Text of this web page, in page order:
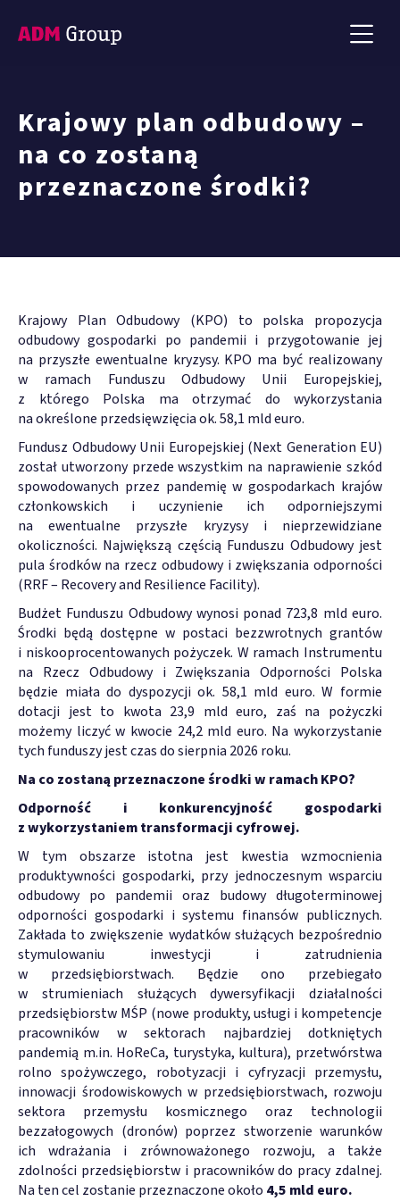
Krajowy plan odbudowy –
na co zostaną
przeznaczone środki?
Krajowy Plan Odbudowy (KPO) to polska propozycja
odbudowy gospodarki po pandemii i przygotowanie jej
na przyszłe ewentualne kryzysy. KPO ma być realizowany
w ramach Funduszu Odbudowy Unii Europejskiej,
z którego Polska ma otrzymać do wykorzystania
na określone przedsięwzięcia ok. 58,1 mld euro.
Fundusz Odbudowy Unii Europejskiej (Next Generation EU)
został utworzony przede wszystkim na naprawienie szkód
spowodowanych przez pandemię w gospodarkach krajów
członkowskich i uczynienie ich odporniejszymi
na ewentualne przyszłe kryzysy i nieprzewidziane
okoliczności. Największą częścią Funduszu Odbudowy jest
pula środków na rzecz odbudowy i zwiększania odporności
(RRF – Recovery and Resilience Facility).
Budżet Funduszu Odbudowy wynosi ponad 723,8 mld euro.
Środki będą dostępne w postaci bezzwrotnych grantów
i niskooprocentowanych pożyczek. W ramach Instrumentu
na Rzecz Odbudowy i Zwiększania Odporności Polska
będzie miała do dyspozycji ok. 58,1 mld euro. W formie
dotacji jest to kwota 23,9 mld euro, zaś na pożyczki
możemy liczyć w kwocie 24,2 mld euro. Na wykorzystanie
tych funduszy jest czas do sierpnia 2026 roku.
Na co zostaną przeznaczone środki w ramach KPO?
Odporność i konkurencyjność gospodarki
z wykorzystaniem transformacji cyfrowej.
W tym obszarze istotna jest kwestia wzmocnienia
produktywności gospodarki, przy jednoczesnym wsparciu
odbudowy po pandemii oraz budowy długoterminowej
odporności gospodarki i systemu finansów publicznych.
Zakłada to zwiększenie wydatków służących bezpośrednio
stymulowaniu inwestycji i zatrudnienia
w przedsiębiorstwach. Będzie ono przebiegało
w strumieniach służących dywersyfikacji działalności
przedsiębiorstw MŚP (nowe produkty, usługi i kompetencje
pracowników w sektorach najbardziej dotkniętych
pandemią m.in. HoReCa, turystyka, kultura), przetwórstwa
rolno spożywczego, robotyzacji i cyfryzacji przemysłu,
innowacji środowiskowych w przedsiębiorstwach, rozwoju
sektora przemysłu kosmicznego oraz technologii
bezzałogowych (dronów) poprzez stworzenie warunków
ich wdrażania i zrównoważonego rozwoju, a także
zdolności przedsiębiorstw i pracowników do pracy zdalnej.
Na ten cel zostanie przeznaczone około 4,5 mld euro.